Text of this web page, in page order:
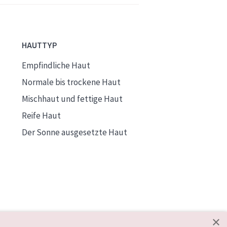
HAUTTYP
Empfindliche Haut
Normale bis trockene Haut
Mischhaut und fettige Haut
Reife Haut
Der Sonne ausgesetzte Haut
×